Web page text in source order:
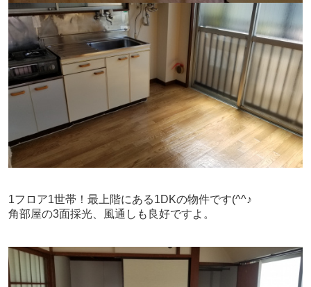
1フロア1世帯！最上階にある1DKの物件です(^^♪
角部屋の3面採光、風通しも良好ですよ。